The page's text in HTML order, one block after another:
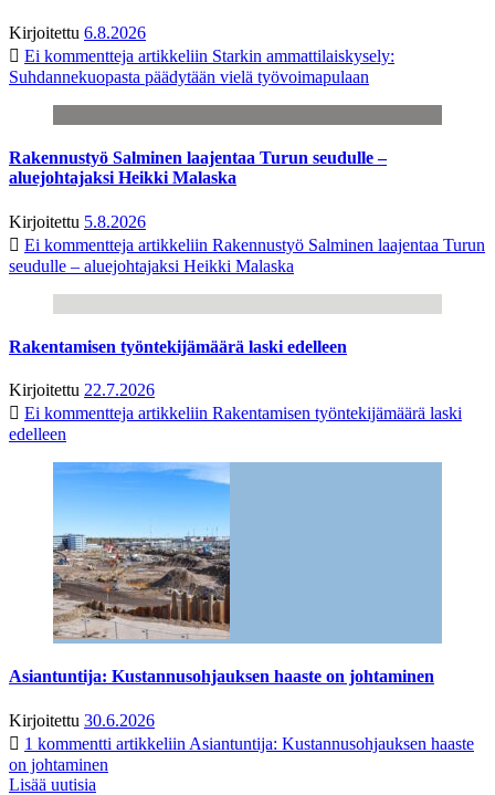
Kirjoitettu 6.8.2026
Ei kommentteja artikkeliin Starkin ammattilaiskysely:
Suhdannekuopasta päädytään vielä työvoimapulaan
Rakennustyö Salminen laajentaa Turun seudulle –
aluejohtajaksi Heikki Malaska
Kirjoitettu 5.8.2026
Ei kommentteja artikkeliin Rakennustyö Salminen laajentaa Turun
seudulle – aluejohtajaksi Heikki Malaska
Rakentamisen työntekijämäärä laski edelleen
Kirjoitettu 22.7.2026
Ei kommentteja artikkeliin Rakentamisen työntekijämäärä laski
edelleen
Asiantuntija: Kustannusohjauksen haaste on johtaminen
Kirjoitettu 30.6.2026
1 kommentti artikkeliin Asiantuntija: Kustannusohjauksen haaste
on johtaminen
Lisää uutisia